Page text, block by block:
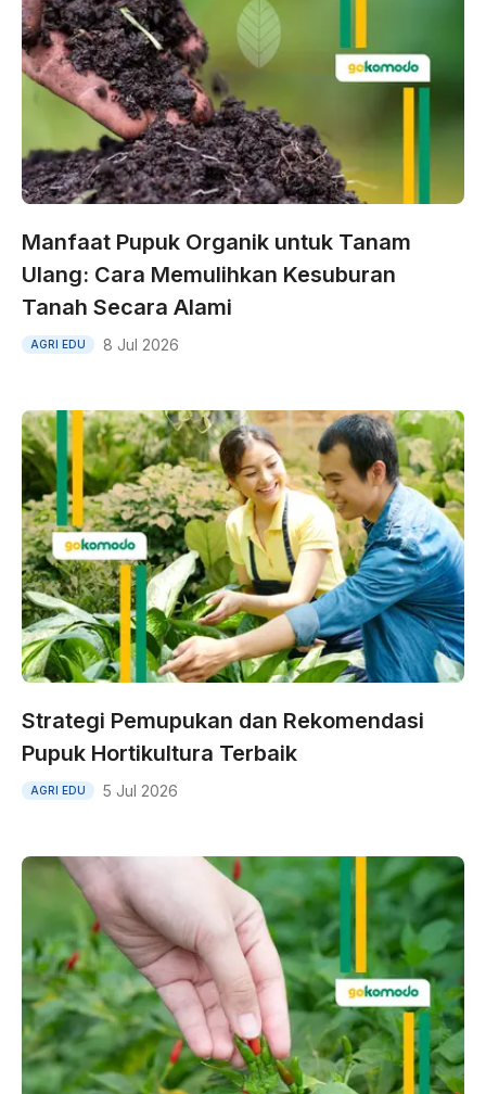
Manfaat Pupuk Organik untuk Tanam
Ulang: Cara Memulihkan Kesuburan
Tanah Secara Alami
AGRI EDU 8 Jul 2026
Strategi Pemupukan dan Rekomendasi
Pupuk Hortikultura Terbaik
AGRI EDU 5 Jul 2026